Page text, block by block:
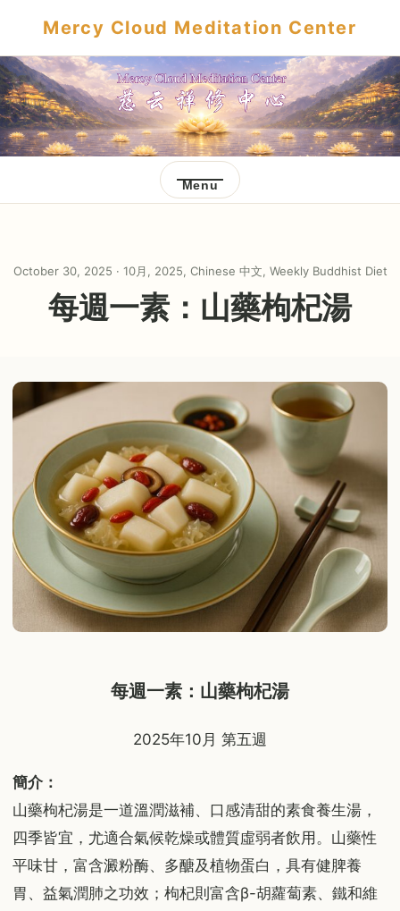
Mercy Cloud Meditation Center
Menu
October 30, 2025 · 10月 , 2025, Chinese 中文, Weekly Buddhist Diet
每週一素：山藥枸杞湯
每週一素：山藥枸杞湯
2025年10月 第五週
簡介：
山藥枸杞湯是一道溫潤滋補、口感清甜的素食養生湯，
四季皆宜，尤適合氣候乾燥或體質虛弱者飲用。山藥性
平味甘，富含澱粉酶、多醣及植物蛋白，具有健脾養
胃、益氣潤肺之功效；枸杞則富含β-胡蘿蔔素、鐵和維